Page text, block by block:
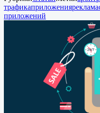
трафикаприложенияреклама
приложений